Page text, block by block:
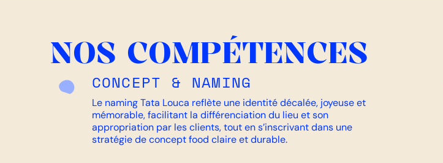
NOS COMPÉTENCES
CONCEPT & NAMING
Le naming Tata Louca reflète une identité décalée, joyeuse et
mémorable, facilitant la différenciation du lieu et son
appropriation par les clients, tout en s’inscrivant dans une
stratégie de concept food claire et durable.